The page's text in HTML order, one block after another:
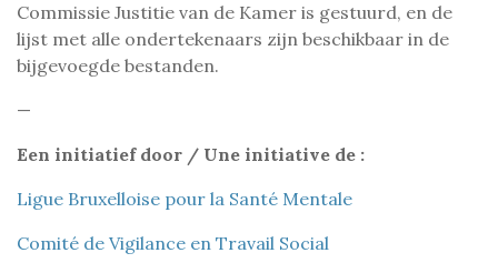
Commissie Justitie van de Kamer is gestuurd, en de
lijst met alle ondertekenaars zijn beschikbaar in de
bijgevoegde bestanden.
—
Een initiatief door / Une initiative de :
Ligue Bruxelloise pour la Santé Mentale
Comité de Vigilance en Travail Social